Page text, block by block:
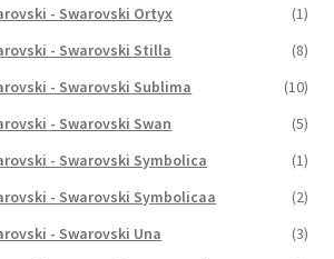
- Swarovski Ortyx
(1)
- Swarovski Stilla
(8)
- Swarovski Sublima
(10)
- Swarovski Swan
(5)
- Swarovski Symbolica
(1)
- Swarovski Symbolicaa
(2)
- Swarovski Una
(3)